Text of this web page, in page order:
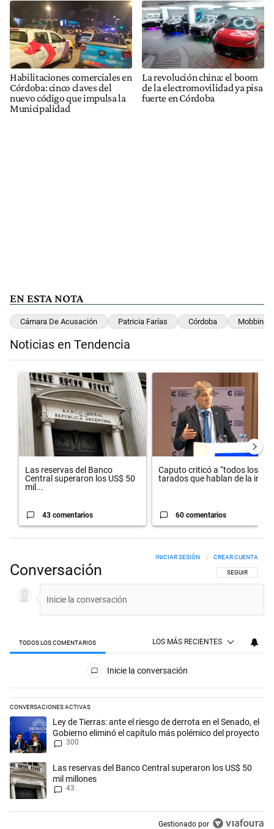
Habilitaciones comerciales en
Córdoba: cinco claves del
nuevo código que impulsa la
Municipalidad
La revolución china: el boom
de la electromovilidad ya pisa
fuerte en Córdoba
EN ESTA NOTA
Cámara De Acusación Patricia Farías Córdoba Mobbing
Noticias en Tendencia
Un artículo de tendencia con el título "Las reservas del Banco
Las reservas del Banco
Central superaron los US$ 50
mil...
43 comentarios
Un artículo de tendencia con el
Caputo criticó a “todos los
tarados que hablan de la in...
60 comentarios
Conversación SIGA ESTA
SEGUIR
INICIAR SESIÓN CREAR CUENTA
TODOS LOS COMENTARIOS LOS MÁS RECIENTES
Todos los comentarios
Inicie la conversación
CONVERSACIONES ACTIVAS
Este listado muestra los artículos con más comentarios en los
Un artículo de tendencia con el título "Ley de Tierras: ante el riesgo
Ley de Tierras: ante el riesgo de derrota en el Senado, el
Gobierno eliminó el capítulo más polémico del proyecto
300
Un artículo de tendencia con el título "Las reservas del Banco Central
Las reservas del Banco Central superaron los US$ 50
mil millones
43
Gestionado por